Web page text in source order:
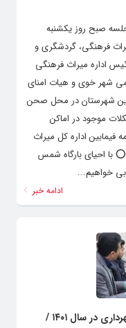
صبح روز یکشنبه
فرهنگی، گردشگری و
اداره میراث فرهنگی
شهر خوی و هیات امنای
شهرستان در محل صحن
موجود در اماکن
فیمابین اداره کل میراث
با احیای بارگاه شمس
خواهیم...
ادامه خبر
تحقق ۴۸ درصدی بودجه ۴۱۰ میلیاردی شهرداری در سال ۱۴۰۱ /